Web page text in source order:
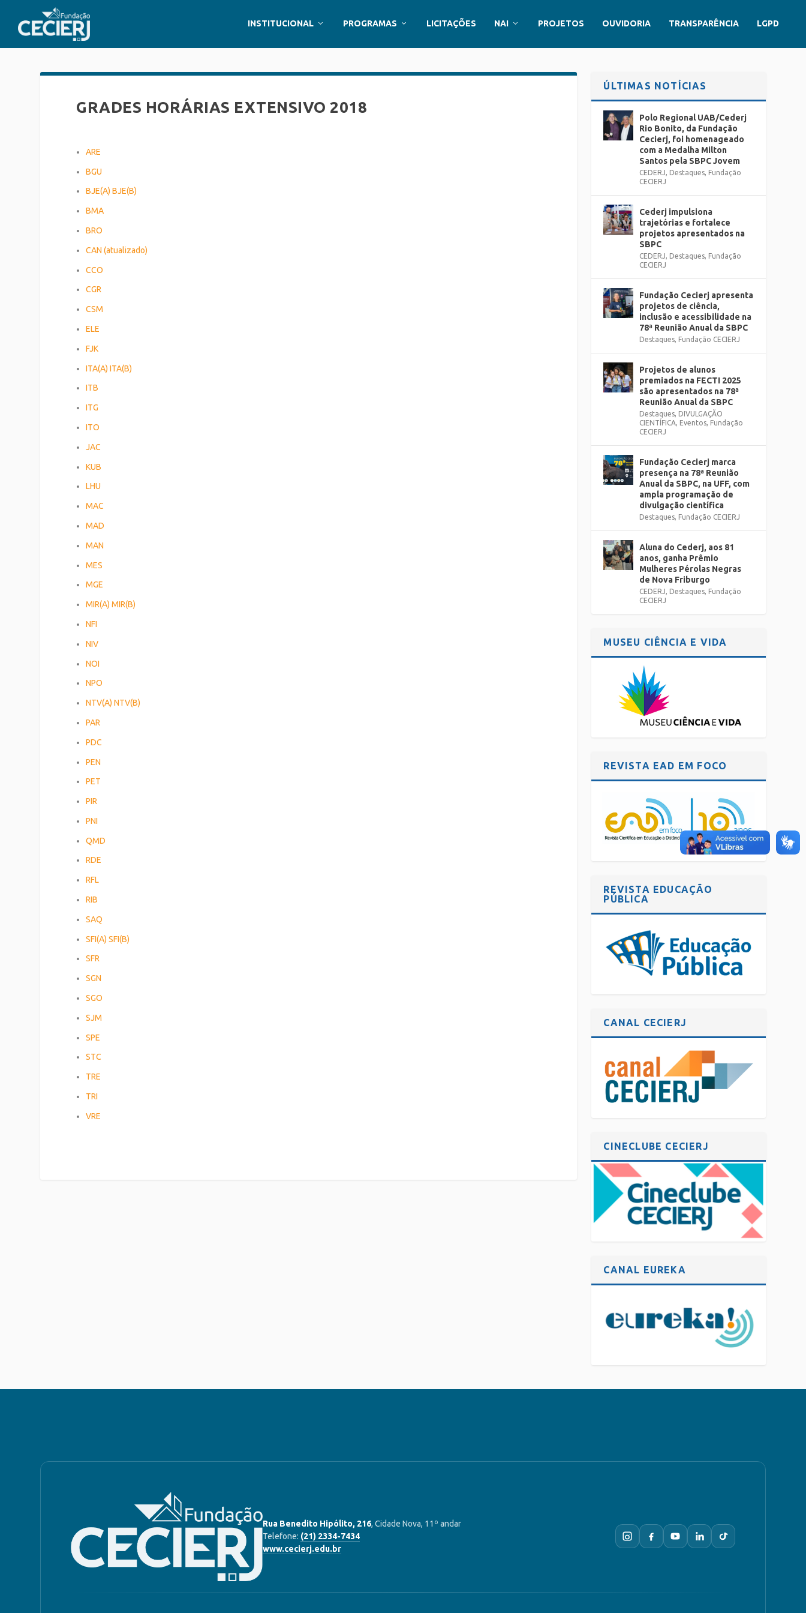
INSTITUCIONAL PROGRAMAS LICITAÇÕES NAI PROJETOS OUVIDORIA TRANSPARÊNCIA LGPD
GRADES HORÁRIAS EXTENSIVO 2018
ARE
BGU
BJE(A) BJE(B)
BMA
BRO
CAN (atualizado)
CCO
CGR
CSM
ELE
FJK
ITA(A) ITA(B)
ITB
ITG
ITO
JAC
KUB
LHU
MAC
MAD
MAN
MES
MGE
MIR(A) MIR(B)
NFI
NIV
NOI
NPO
NTV(A) NTV(B)
PAR
PDC
PEN
PET
PIR
PNI
QMD
RDE
RFL
RIB
SAQ
SFI(A) SFI(B)
SFR
SGN
SGO
SJM
SPE
STC
TRE
TRI
VRE
ÚLTIMAS NOTÍCIAS
Polo Regional UAB/Cederj
Rio Bonito, da Fundação
Cecierj, foi homenageado
com a Medalha Milton
Santos pela SBPC Jovem
CEDERJ, Destaques, Fundação
CECIERJ
Cederj impulsiona
trajetórias e fortalece
projetos apresentados na
SBPC
CEDERJ, Destaques, Fundação
CECIERJ
Fundação Cecierj apresenta
projetos de ciência,
inclusão e acessibilidade na
78ª Reunião Anual da SBPC
Destaques, Fundação CECIERJ
Projetos de alunos
premiados na FECTI 2025
são apresentados na 78ª
Reunião Anual da SBPC
Destaques, DIVULGAÇÃO
CIENTÍFICA, Eventos, Fundação
CECIERJ
Fundação Cecierj marca
presença na 78ª Reunião
Anual da SBPC, na UFF, com
ampla programação de
divulgação científica
Destaques, Fundação CECIERJ
Aluna do Cederj, aos 81
anos, ganha Prêmio
Mulheres Pérolas Negras
de Nova Friburgo
CEDERJ, Destaques, Fundação
CECIERJ
MUSEU CIÊNCIA E VIDA
REVISTA EAD EM FOCO
REVISTA EDUCAÇÃO
PÚBLICA
CANAL CECIERJ
CINECLUBE CECIERJ
CANAL EUREKA
Rua Benedito Hipólito, 216, Cidade Nova, 11º andar
Telefone: (21) 2334-7434
www.cecierj.edu.br